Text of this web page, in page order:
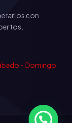
con
- Domingo: